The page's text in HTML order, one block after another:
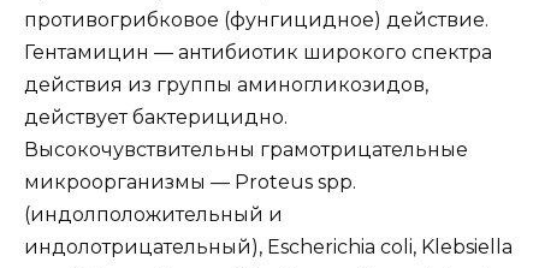
противогрибковое (фунгицидное) действие.
Гентамицин — антибиотик широкого спектра
действия из группы аминогликозидов,
действует бактерицидно.
Высокочувствительны грамотрицательные
микроорганизмы — Proteus spp.
(индолположительный и
индолотрицательный), Escherichia coli, Klebsiella